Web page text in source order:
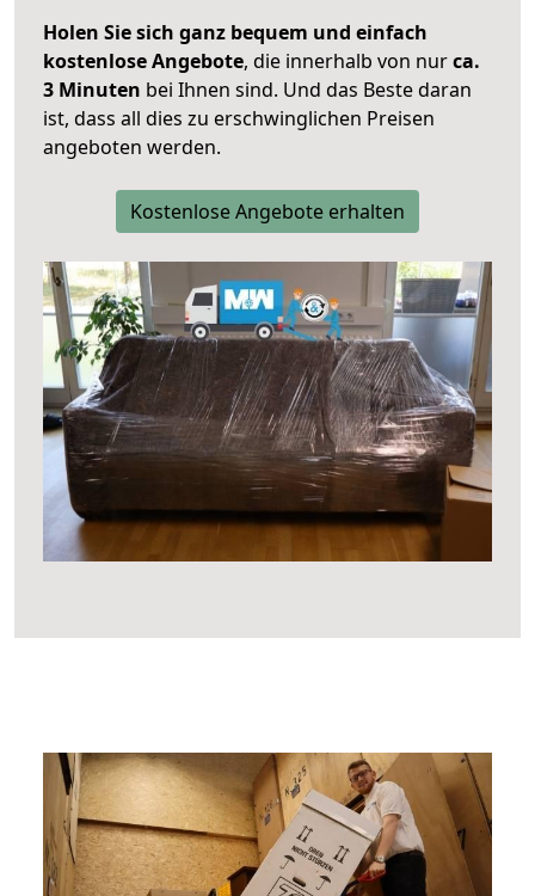
Holen Sie sich ganz bequem und einfach
kostenlose Angebote, die innerhalb von nurca.
3 Minuten bei Ihnen sind. Und das Beste daran
ist, dass all dies zu erschwinglichen Preisen
angeboten werden.
Kostenlose Angebote erhalten